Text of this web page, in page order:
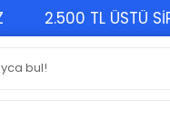
2.500 TL ÜSTÜ